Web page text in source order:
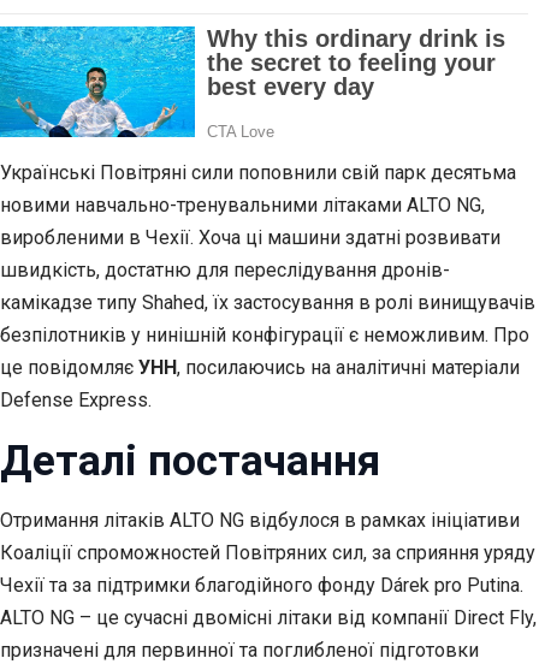
Українські Повітряні сили поповнили свій парк десятьма
новими навчально-тренувальними літаками ALTO NG,
виробленими в Чехії. Хоча ці машини здатні розвивати
швидкість, достатню для переслідування дронів-
камікадзе типу Shahed, їх застосування в ролі винищувачів
безпілотників у нинішній конфігурації є неможливим. Про
це повідомляє УНН, посилаючись на аналітичні матеріали
Defense Express.
Деталі постачання
Отримання літаків ALTO NG відбулося в рамках ініціативи
Коаліції спроможностей Повітряних сил, за сприяння уряду
Чехії та за підтримки благодійного фонду Dárek pro Putina.
ALTO NG – це сучасні двомісні літаки від компанії Direct Fly,
призначені для первинної та поглибленої підготовки